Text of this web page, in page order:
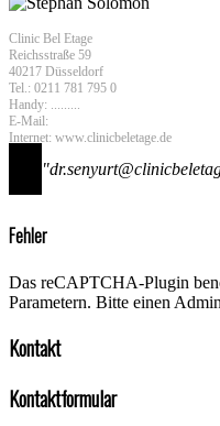
Clinic Bel Etage
Reichsstraße 59
40217 Düsseldorf
Tel.: 0211 781 795 0
Handy: .........
E-Mail:
Internet: www.clinicbeletage.de
Fehler
Das reCAPTCHA-Plugin
Parametern. Bitte einen
Kontakt
Kontaktformular